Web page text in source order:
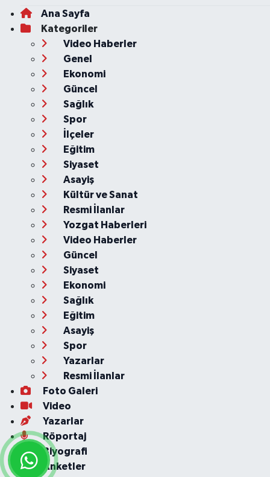
Ana Sayfa
Kategoriler
Video Haberler
Genel
Ekonomi
Güncel
Sağlık
Spor
İlçeler
Eğitim
Siyaset
Asayiş
Kültür ve Sanat
Resmi İlanlar
Yozgat Haberleri
Video Haberler
Güncel
Siyaset
Ekonomi
Sağlık
Eğitim
Asayiş
Spor
Yazarlar
Resmi İlanlar
Foto Galeri
Video
Yazarlar
Röportaj
Biyografi
Anketler